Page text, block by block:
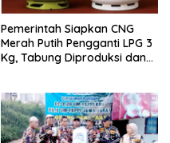
Pemerintah Siapkan CNG
Merah Putih Pengganti LPG 3
Kg, Tabung Diproduksi dan